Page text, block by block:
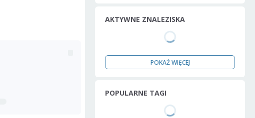
AKTYWNE ZNALEZISKA
POKAŻ WIĘCEJ
POPULARNE TAGI